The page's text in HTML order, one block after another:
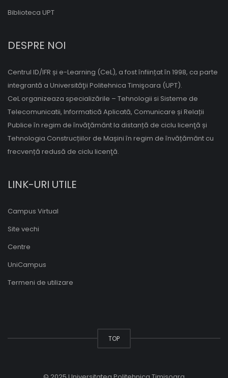
Biblioteca UPT
DESPRE NOI
Centrul ID/IFR și e-Learning (CeL), a fost înființat în 1998, ca parte
integrantă a Universităţii Politehnica Timişoara (UPT).
CeL organizeaza specializările – Tehnologii si Sisteme de
Telecomunicatii, Informatică Aplicată, Comunicare și Relații
Publice în regim de învăţământ la distanță de ciclu licenţă și
Tehnologia Construcțiilor de Mașini în regim de învățământ cu
frecvență redusă de ciclu licenţă.
LINK-URI UTILE
Campus Virtual
Site vechi
Centre
UniCampus
Termeni de utilizare
TOP